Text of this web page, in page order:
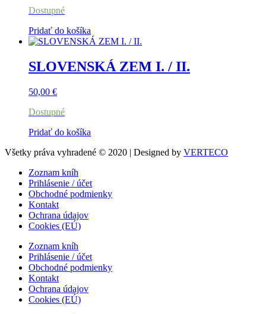
Dostupné
Pridať do košíka
SLOVENSKÁ ZEM I. / II.
50,00 €
Dostupné
Pridať do košíka
Všetky práva vyhradené © 2020 | Designed by VERTECO
Zoznam kníh
Prihlásenie / účet
Obchodné podmienky
Kontakt
Ochrana údajov
Cookies (EÚ)
Zoznam kníh
Prihlásenie / účet
Obchodné podmienky
Kontakt
Ochrana údajov
Cookies (EÚ)